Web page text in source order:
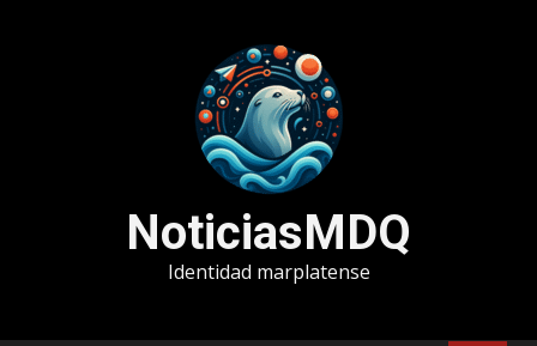
NoticiasMDQ
Identidad marplatense